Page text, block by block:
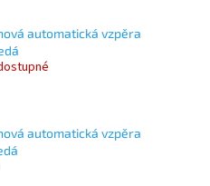
automatická vzpěra
automatická vzpěra